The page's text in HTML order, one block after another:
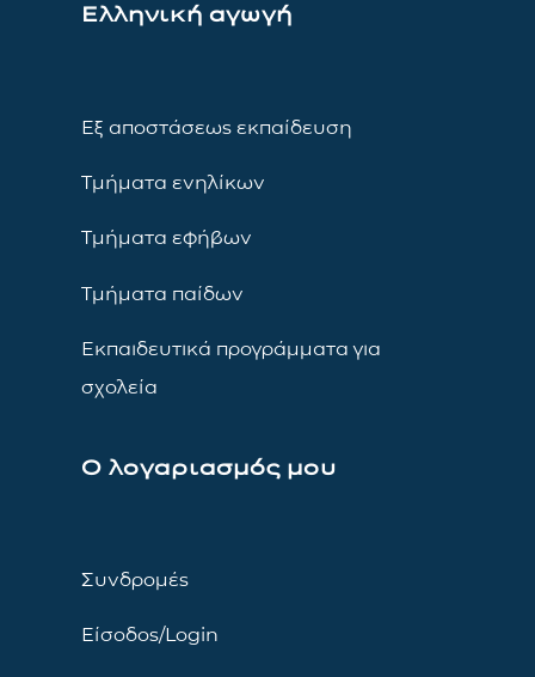
Ελληνική αγωγή
Εξ αποστάσεως εκπαίδευση
Τμήματα ενηλίκων
Τμήματα εφήβων
Τμήματα παίδων
Εκπαιδευτικά προγράμματα για
σχολεία
Ο λογαριασμός μου
Συνδρομές
Είσοδος/Login